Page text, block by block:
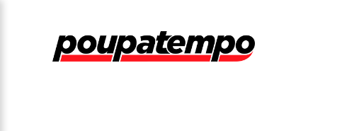
Logo do Poupatempo